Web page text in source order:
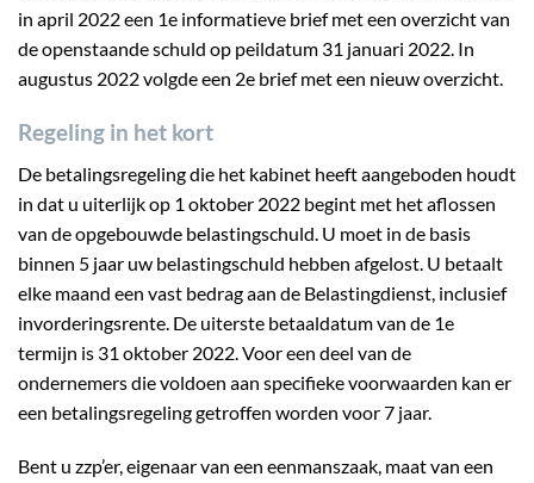
in april 2022 een 1e informatieve brief met een overzicht van
de openstaande schuld op peildatum 31 januari 2022. In
augustus 2022 volgde een 2e brief met een nieuw overzicht.
Regeling in het kort
De betalingsregeling die het kabinet heeft aangeboden houdt
in dat u uiterlijk op 1 oktober 2022 begint met het aflossen
van de opgebouwde belastingschuld. U moet in de basis
binnen 5 jaar uw belastingschuld hebben afgelost. U betaalt
elke maand een vast bedrag aan de Belastingdienst, inclusief
invorderingsrente. De uiterste betaaldatum van de 1e
termijn is 31 oktober 2022. Voor een deel van de
ondernemers die voldoen aan specifieke voorwaarden kan er
een betalingsregeling getroffen worden voor 7 jaar.
Bent u zzp’er, eigenaar van een eenmanszaak, maat van een